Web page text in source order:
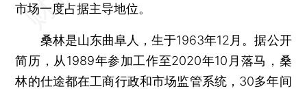
市场一度占据主导地位。
桑林是山东曲阜人，生于1963年12月。据公开
简历，从1989年参加工作至2020年10月落马，桑
林的仕途都在工商行政和市场监管系统，30多年间